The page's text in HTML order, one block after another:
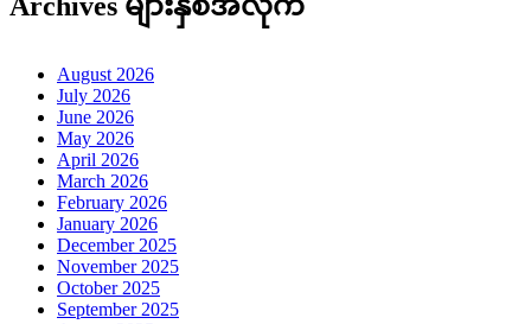
August 2026
July 2026
June 2026
May 2026
April 2026
March 2026
February 2026
January 2026
December 2025
November 2025
October 2025
September 2025